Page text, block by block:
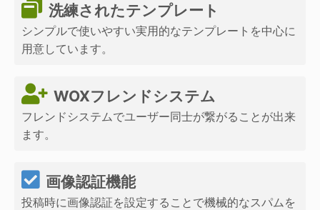
洗練されたテンプレート
シンプルで使いやすい実用的なテンプレートを中心に
用意しています。
WOXフレンドシステム
フレンドシステムでユーザー同士が繋がることが出来
ます。
画像認証機能
投稿時に画像認証を設定することで機械的なスパムを